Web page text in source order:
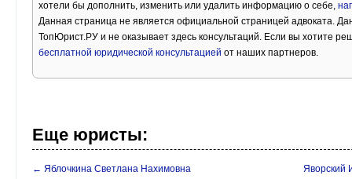
хотели бы дополнить, изменить или удалить информацию о себе,
Данная страница не является официальной страницей адвоката.
ТопЮрист.РУ и не оказывает здесь консультаций. Если вы хотите
бесплатной юридической консультацией от наших партнеров.
Еще юристы:
← Яблочкина Светлана Нахимовна Яворский